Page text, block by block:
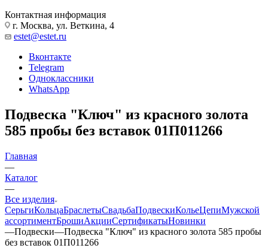
Контактная информация
г. Москва, ул. Веткина, 4
estet@estet.ru
Вконтакте
Telegram
Одноклассники
WhatsApp
Подвеска "Ключ" из красного золота
585 пробы без вставок 01П011266
Главная
—
Каталог
—
Все изделия
СерьгиКольцаБраслетыСвадьбаПодвескиКольеЦепиМужской
ассортиментБрошиАкцииСертификатыНовинки
—Подвески—Подвеска "Ключ" из красного золота 585 пробы
без вставок 01П011266